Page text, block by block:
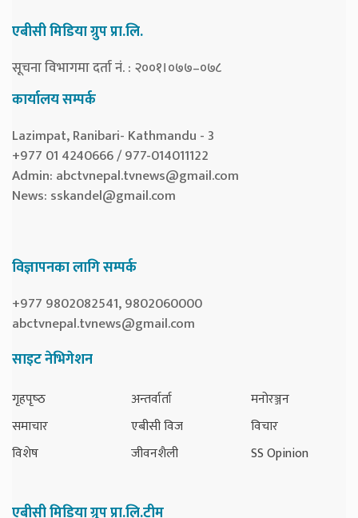
एबीसी मिडिया ग्रुप प्रा.लि.
सूचना विभागमा दर्ता नं. : २००१।०७७–०७८
कार्यालय सम्पर्क
Lazimpat, Ranibari- Kathmandu - 3
+977 01 4240666 / 977-014011122
Admin: abctvnepal.tvnews@gmail.com
News: sskandel@gmail.com
विज्ञापनका लागि सम्पर्क
+977 9802082541, 9802060000
abctvnepal.tvnews@gmail.com
साइट नेभिगेशन
गृहपृष्‍ठ
समाचार
विशेष
अन्तर्वार्ता
एबीसी विज
जीवनशैली
मनोरञ्जन
विचार
SS Opinion